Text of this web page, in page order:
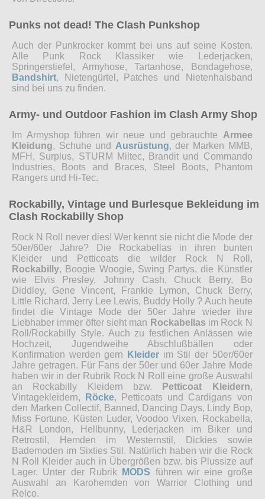
Punks not dead! The Clash Punkshop
Auch der Punkrocker kommt bei uns auf seine Kosten.
Alle Punk Rock Klassiker wie Lederjacken,
Springerstiefel, Armyhose, Tartanhose, Bondagehose,
Bandshirt, Nietengürtel, Patches und Nietenhalsband
sind bei uns zu finden.
Army- und Outdoor Fashion im Clash Army Shop
Im Armyshop führen wir neue und gebrauchte Armee
Kleidung, Schuhe und Ausrüstung, der Marken MMB,
MFH, Surplus, STURM Miltec, Brandit und Commando
Industries, Boots and Braces, Steel Boots, Phantom
Rangers und Hi-Tec.
Rockabilly, Vintage und Burlesque Bekleidung im
Clash Rockabilly Shop
Rock N Roll never dies! Wer kennt sie nicht die Mode der
50er/60er Jahre? Die Rockabellas in ihren bunten
Kleider und Petticoats die wilder Rock N Roll,
Rockabilly, Boogie Woogie, Swing Partys, die Künstler
wie Elvis Presley, Johnny Cash, Chuck Berry, Bo
Diddley, Gene Vincent, Frankie Lymon, Chuck Berry,
Little Richard, Jerry Lee Lewis, Buddy Holly ? Auch heute
findet die Vintage Mode der 50er Jahre wieder ihre
Liebhaber immer öfter sieht man Rockabellas im Rock N
Roll/Rockabilly Style. Auch zu festlichen Anlässen wie
Hochzeit, Jugendweihe Abschlußbällen oder
Konfirmation werden gern
Kleiderim Stil der 50er/60er
Jahre getragen. Für Fans der 50er und 60er Jahre Mode
haben wir in der Rubrik Rock N Roll eine große Auswahl
an Rockabilly Kleidern bzw.
Petticoat Kleidern,
Vintagekleidern,
Röcke, Petticoats und Cardigans von
den Marken Collectif, Banned, Dancing Days, Lindy Bop,
Miss Fortune, Küsten Luder, Voodoo Vixen, Rockabella,
H&R London, Hellbunny, Lederjacken im Biker und
Retrostil, Hemden im Westernstil, Dickies sowie
Bademoden im Sixties Stil. Natürlich haben wir die Rock
N Roll Kleider auch in Übergrößen bzw. bis Plussize auf
Lager. Unter der Rubrik
MODS führen wir eine große
Auswahl an Karohemden von Warrior Clothing und
Relco.